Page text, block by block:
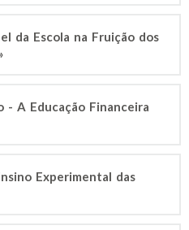
da Escola na Fruição dos
- A Educação Financeira
Experimental das